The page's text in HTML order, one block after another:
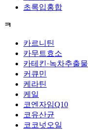
초록입홍합
ㅋ
카르니틴
카무트효소
카테킨·녹차추출물
커큐민
케라틴
케일
코엔자임Q10
코유산균
코코넛오일